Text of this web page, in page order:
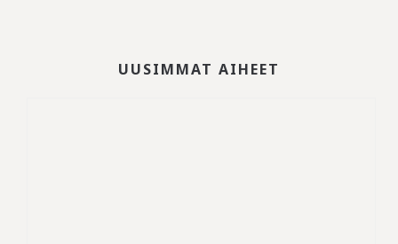
UUSIMMAT AIHEET